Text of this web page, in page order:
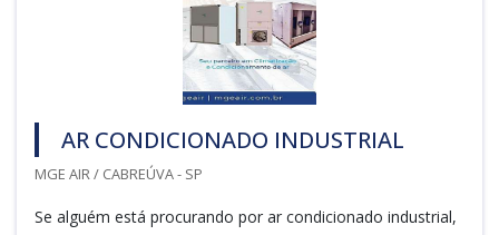
AR CONDICIONADO INDUSTRIAL
MGE AIR / CABREÚVA - SP
Se alguém está procurando por ar condicionado industrial,